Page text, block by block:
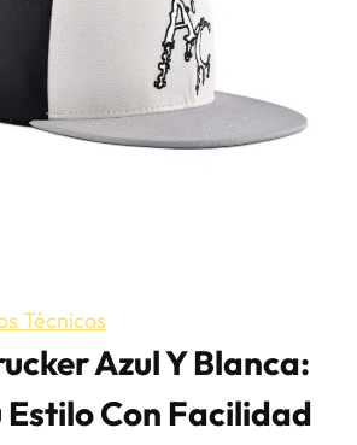
Técnicos
Azul Y Blanca:
Estilo Con Facilidad